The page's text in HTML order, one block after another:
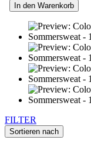
In den Warenkorb
FILTER
Sortieren nach